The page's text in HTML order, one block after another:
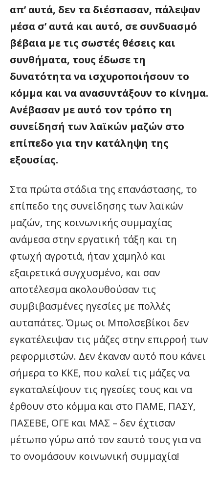
απ’ αυτά, δεν τα διέσπασαν, πάλεψαν
μέσα σ’ αυτά και αυτό, σε συνδυασμό
βέβαια με τις σωστές θέσεις και
συνθήματα, τους έδωσε τη
δυνατότητα να ισχυροποιήσουν το
κόμμα και να ανασυντάξουν το κίνημα.
Ανέβασαν με αυτό τον τρόπο τη
συνείδησή των λαϊκών μαζών στο
επίπεδο για την κατάληψη της
εξουσίας.
Στα πρώτα στάδια της επανάστασης, το
επίπεδο της συνείδησης των λαϊκών
μαζών, της κοινωνικής συμμαχίας
ανάμεσα στην εργατική τάξη και τη
φτωχή αγροτιά, ήταν χαμηλό και
εξαιρετικά συγχυσμένο, και σαν
αποτέλεσμα ακολουθούσαν τις
συμβιβασμένες ηγεσίες με πολλές
αυταπάτες. Όμως οι Μπολσεβίκοι δεν
εγκατέλειψαν τις μάζες στην επιρροή των
ρεφορμιστών. Δεν έκαναν αυτό που κάνει
σήμερα το ΚΚΕ, που καλεί τις μάζες να
εγκαταλείψουν τις ηγεσίες τους και να
έρθουν στο κόμμα και στο ΠΑΜΕ, ΠΑΣΥ,
ΠΑΣΕΒΕ, ΟΓΕ και ΜΑΣ – δεν έχτισαν
μέτωπο γύρω από τον εαυτό τους για να
το ονομάσουν κοινωνική συμμαχία!